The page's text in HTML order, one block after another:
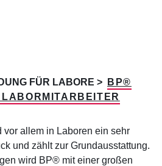
FÜR LABORE >
BP®
vor allem in Laboren ein sehr
und zählt zur Grundausstattung.
wird BP® mit einer großen